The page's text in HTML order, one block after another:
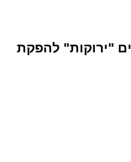
"ירוקות" להפקת